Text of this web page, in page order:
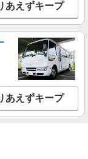
あえずキープ
あえずキープ